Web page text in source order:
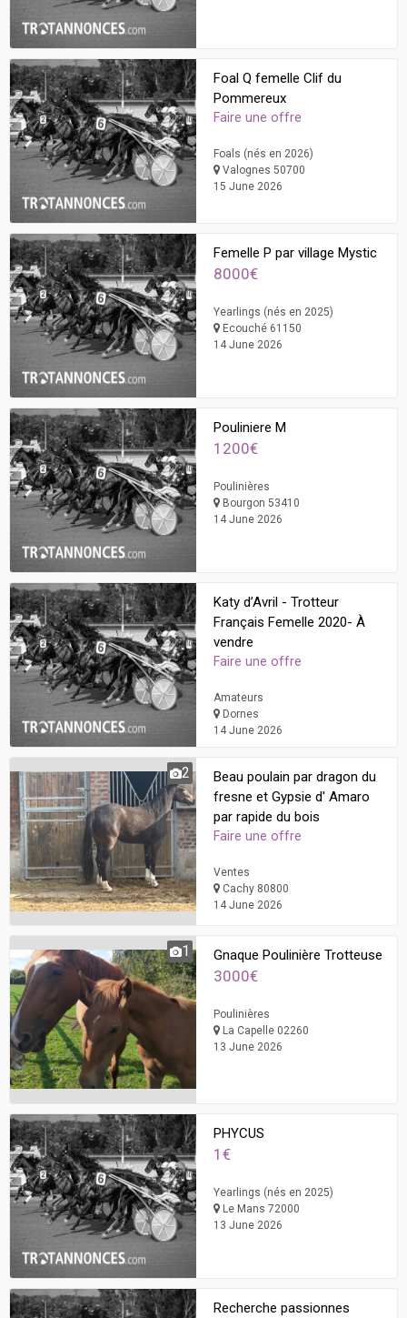
Foal Q femelle Clif du
Pommereux
Faire une offre
Foals (nés en 2026)
Valognes 50700
15 June 2026
Femelle P par village Mystic
8000€
Yearlings (nés en 2025)
Ecouché 61150
14 June 2026
Pouliniere M
1200€
Poulinières
Bourgon 53410
14 June 2026
Katy d’Avril - Trotteur
Français Femelle 2020- À
vendre
Faire une offre
Amateurs
Dornes
14 June 2026
2
Beau poulain par dragon du
fresne et Gypsie d' Amaro
par rapide du bois
Faire une offre
Ventes
Cachy 80800
14 June 2026
1 Gnaque Poulinière Trotteuse
3000€
Poulinières
La Capelle 02260
13 June 2026
PHYCUS
1€
Yearlings (nés en 2025)
Le Mans 72000
13 June 2026
Recherche passionnes